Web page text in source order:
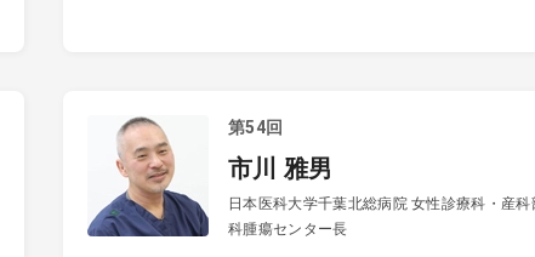
第54回
市川 雅男
日本医科大学千葉北総病院 女性診療科・産科
科腫瘍センター長